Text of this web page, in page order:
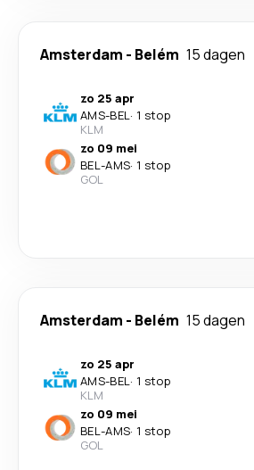
Amsterdam - Belém 15 dagen
zo 25 apr
AMS-BEL· 1 stop
KLM
zo 09 mei
BEL-AMS· 1 stop
GOL
Amsterdam - Belém 15 dagen
zo 25 apr
AMS-BEL· 1 stop
KLM
zo 09 mei
BEL-AMS· 1 stop
GOL